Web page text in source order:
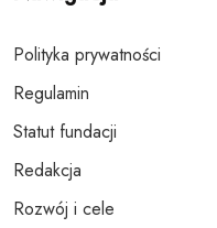
Polityka prywatności
Regulamin
Statut fundacji
Redakcja
Rozwój i cele